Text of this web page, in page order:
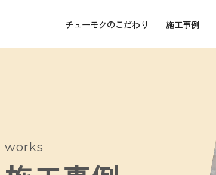
チューモクのこだわり 施工事例
works